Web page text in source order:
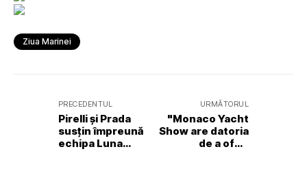
Ziua Marinei
PRECEDENTUL
Pirelli și Prada
susțin împreună
echipa Luna
URMĂTORUL
"Monaco Yacht
Show are datoria
de a oferi